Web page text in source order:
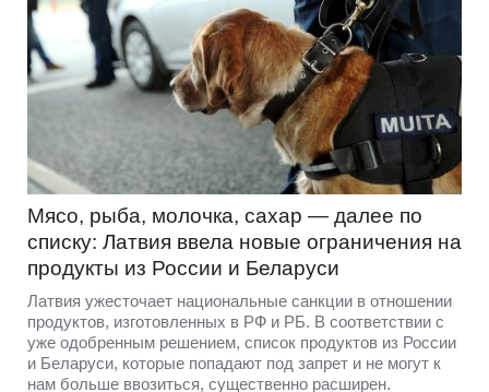
Мясо, рыба, молочка, сахар — далее по
списку: Латвия ввела новые ограничения на
продукты из России и Беларуси
Латвия ужесточает национальные санкции в отношении
продуктов, изготовленных в РФ и РБ. В соответствии с
уже одобренным решением, список продуктов из России
и Беларуси, которые попадают под запрет и не могут к
нам больше ввозиться, существенно расширен.